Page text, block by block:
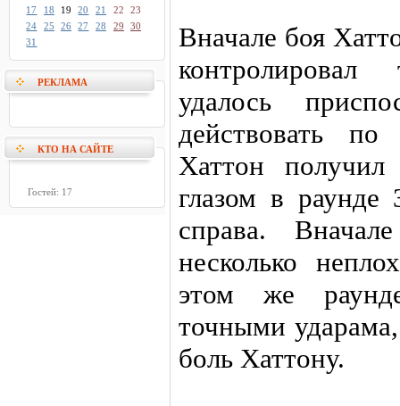
17
18 19 20 21 22
23
24
25 26 27 28 29
30
31
РЕКЛАМА
КТО НА САЙТЕ
Гостей: 17
Вначале боя
удалось
действовать
Хаттон
глазом в раунде
справа.
несколько
этом же
точными
боль Хаттону.